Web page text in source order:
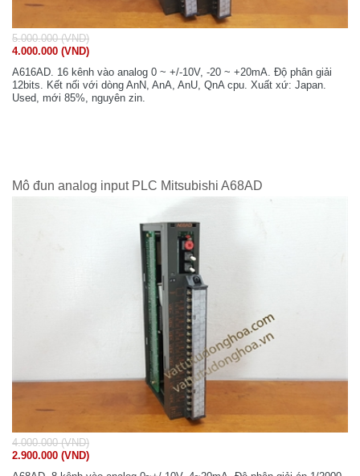
5.000.000 (VND)
4.000.000 (VND)
A616AD. 16 kênh vào analog 0 ~ +/-10V, -20 ~ +20mA. Độ phân giải
12bits. Kết nối với dòng AnN, AnA, AnU, QnA cpu. Xuất xứ: Japan.
Used, mới 85%, nguyên zin.
Mô đun analog input PLC Mitsubishi A68AD
4.000.000 (VND)
2.900.000 (VND)